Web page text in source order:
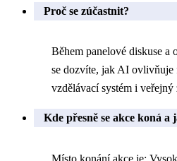
Proč se zúčastnit?
Během panelové diskuse a
se dozvíte, jak AI ovlivňuje
vzdělávací systém i veřejný
Kde přesně se akce koná